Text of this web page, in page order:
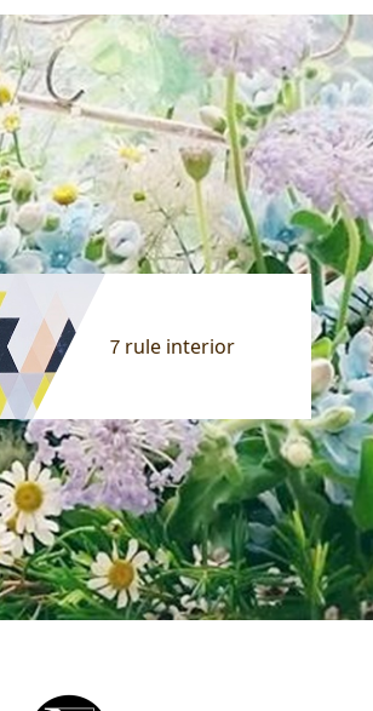
７rule interior